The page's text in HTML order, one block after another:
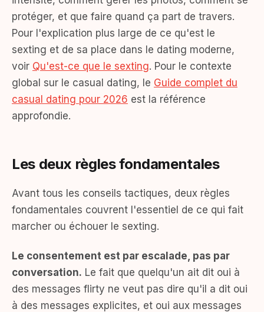
protéger, et que faire quand ça part de travers.
Pour l'explication plus large de ce qu'est le
sexting et de sa place dans le dating moderne,
voir Qu'est-ce que le sexting. Pour le contexte
global sur le casual dating, le Guide complet du
casual dating pour 2026 est la référence
approfondie.
Les deux règles fondamentales
Avant tous les conseils tactiques, deux règles
fondamentales couvrent l'essentiel de ce qui fait
marcher ou échouer le sexting.
Le consentement est par escalade, pas par
conversation. Le fait que quelqu'un ait dit oui à
des messages flirty ne veut pas dire qu'il a dit oui
à des messages explicites, et oui aux messages